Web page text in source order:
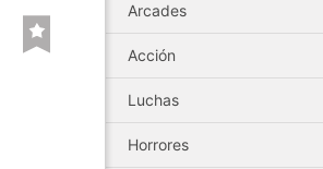
Arcades
Acción
Luchas
Horrores